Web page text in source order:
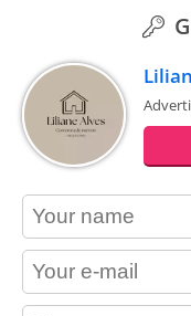
contact_name
contact_email